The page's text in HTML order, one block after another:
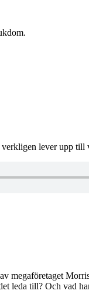
lever upp till
megaföretaget
leda till? Och vad